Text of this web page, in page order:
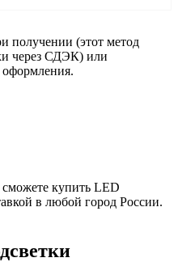
получении (этот метод
через СДЭК) или
оформления.
купить LED
в любой город России.